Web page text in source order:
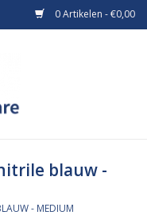
0 Artikelen - €0,00
blauw -
- MEDIUM